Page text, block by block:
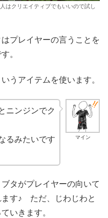
はクリエイティブでもいいので試し
プレイヤーの言うことを
。
うアイテムを使います。
マイン
ニンジンでク
るみたいです
タがプレイヤーの向いて
ます♪ ただ、じわじわと
いきます。